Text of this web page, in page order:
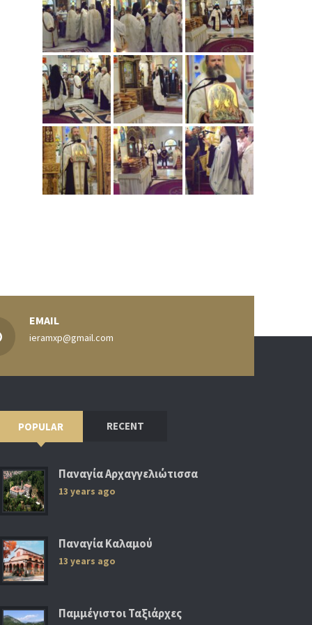
EMAIL
ieramxp@gmail.com
POPULAR RECENT
Παναγία Αρχαγγελιώτισσα
13 years ago
Παναγία Καλαμού
13 years ago
Παμμέγιστοι Ταξιάρχες